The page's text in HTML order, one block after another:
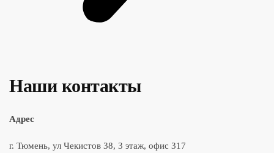
Наши контакты
Адрес
г. Тюмень, ул Чекистов 38, 3 этаж, офис 317